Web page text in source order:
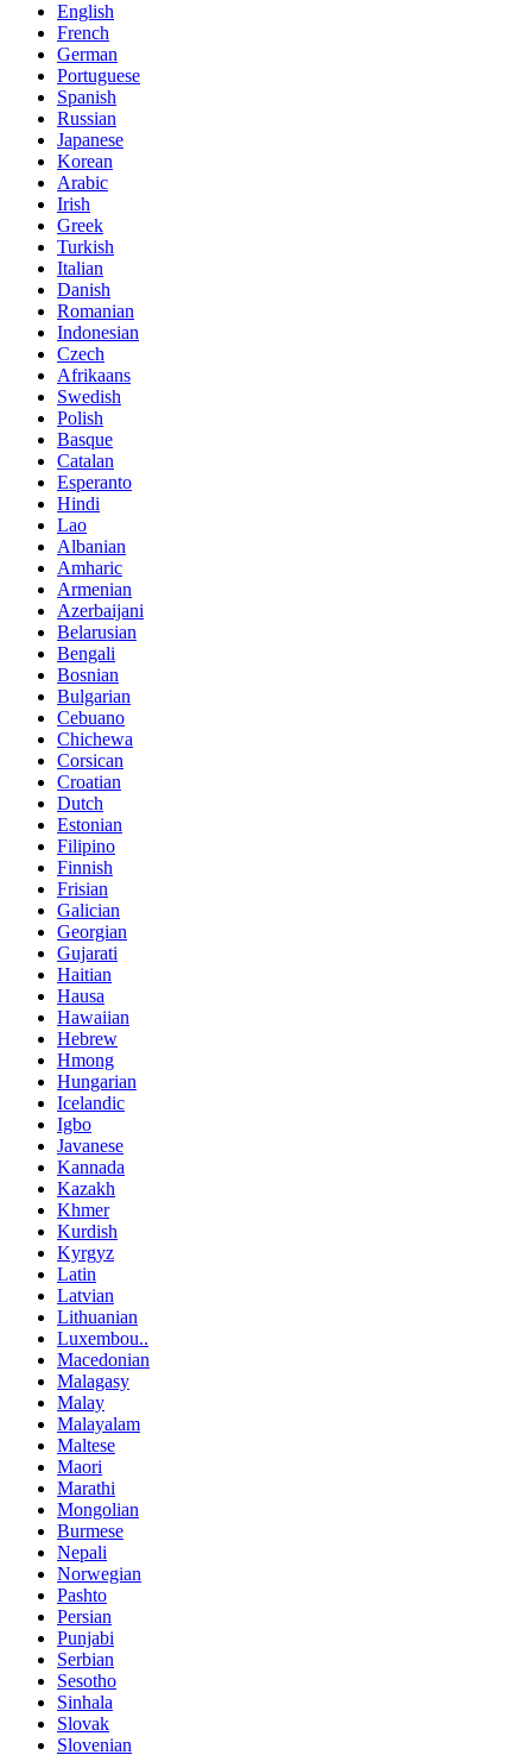
English
French
German
Portuguese
Spanish
Russian
Japanese
Korean
Arabic
Irish
Greek
Turkish
Italian
Danish
Romanian
Indonesian
Czech
Afrikaans
Swedish
Polish
Basque
Catalan
Esperanto
Hindi
Lao
Albanian
Amharic
Armenian
Azerbaijani
Belarusian
Bengali
Bosnian
Bulgarian
Cebuano
Chichewa
Corsican
Croatian
Dutch
Estonian
Filipino
Finnish
Frisian
Galician
Georgian
Gujarati
Haitian
Hausa
Hawaiian
Hebrew
Hmong
Hungarian
Icelandic
Igbo
Javanese
Kannada
Kazakh
Khmer
Kurdish
Kyrgyz
Latin
Latvian
Lithuanian
Luxembou..
Macedonian
Malagasy
Malay
Malayalam
Maltese
Maori
Marathi
Mongolian
Burmese
Nepali
Norwegian
Pashto
Persian
Punjabi
Serbian
Sesotho
Sinhala
Slovak
Slovenian